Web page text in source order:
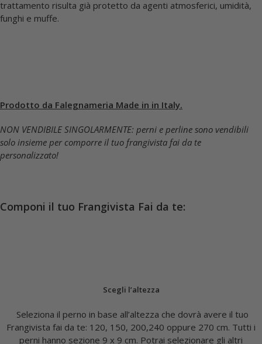
Legno con certificato Fsc
classe 4 (16,7 Kg/M3 di Tanalith E3475 esente cromo e
arsenico).
Non necessita di manutenzione nel corso del tempo, grazie al
trattamento risulta già protetto da agenti atmosferici, umidità,
funghi e muffe.
solo insieme per comporre il tuo frangivista fai da te